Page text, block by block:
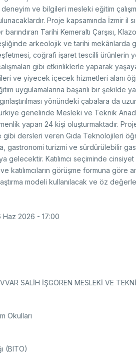
Sayılarla
Hizmet
Kurumsal
Geçmiş
Çok Taraflı
AB Çerçeve
Bursa Test
(BUTAL)
Ulusal
ve bilgileri mesleki eğitim
Proje kapsamında İzmir
barındıran Tarihi Kemeraltı Çarşısı,
eşliğinde arkeolojik ve tarihi
coğrafi işaret tescilli ürünlerin
gibi etkinliklerle yaparak
ve yiyecek içecek hizmetleri alanı
uygulamalarına başarılı bir şekilde
yönündeki çabalara da
genelinde Mesleki ve Teknik
yapan 24 kişi oluşturmaktadır.
dersleri veren Gıda Teknolojileri
gastronomi turizmi ve sürdürülebilir
gelecektir. Katılımcı seçiminde
katılımcıların görüşme formuna göre
modeli kullanılacak ve öz
Haz 2026 - 17:00
SALİH İŞGÖREN MESLEKİ VE
Okulları
(BITO)